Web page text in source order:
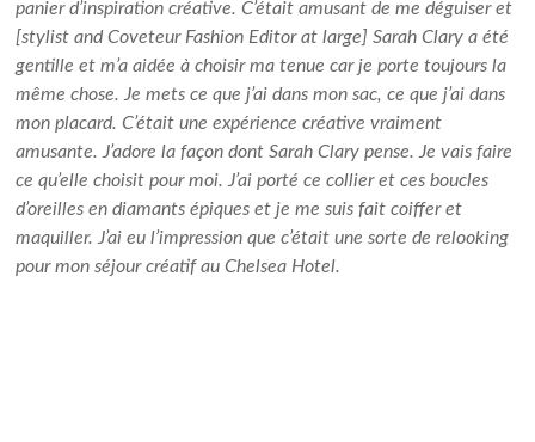
panier d’inspiration créative. C’était amusant de me déguiser et
[stylist and Coveteur Fashion Editor at large] Sarah Clary a été
gentille et m’a aidée à choisir ma tenue car je porte toujours la
même chose. Je mets ce que j’ai dans mon sac, ce que j’ai dans
mon placard. C’était une expérience créative vraiment
amusante. J’adore la façon dont Sarah Clary pense. Je vais faire
ce qu’elle choisit pour moi. J’ai porté ce collier et ces boucles
d’oreilles en diamants épiques et je me suis fait coiffer et
maquiller. J’ai eu l’impression que c’était une sorte de relooking
pour mon séjour créatif au Chelsea Hotel.